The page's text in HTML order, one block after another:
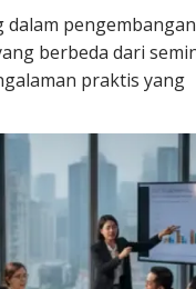
berbeda dari
praktis yang